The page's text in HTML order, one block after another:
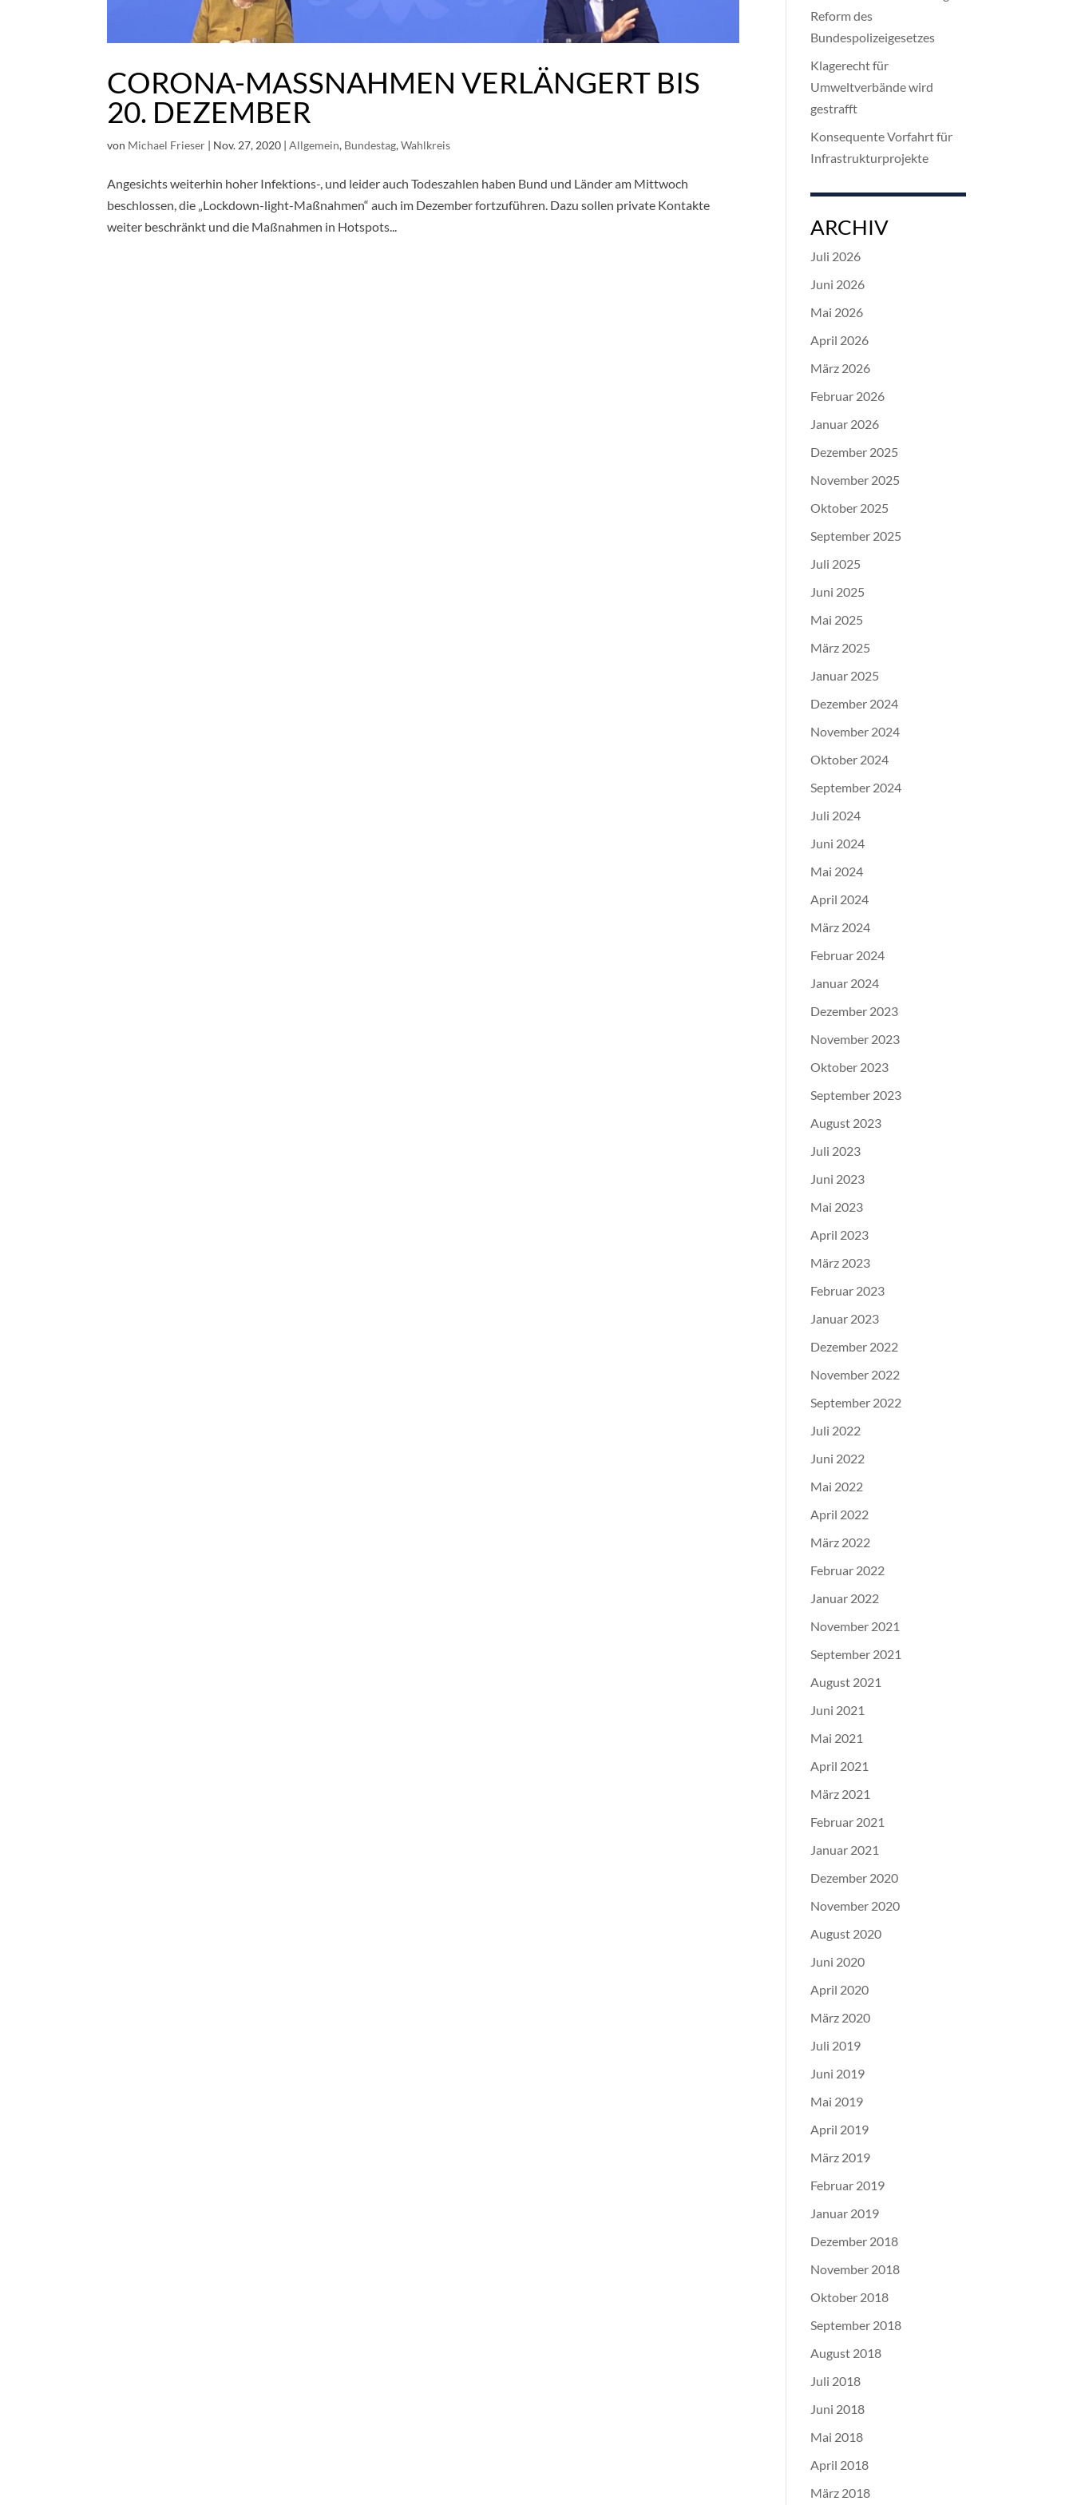
CORONA-MASSNAHMEN VERLÄNGERT BIS 2
0. DEZEMBER
von Michael Frieser | Nov. 27, 2020 |Allgemein, Bundestag,Wahlkreis
Angesichts weiterhin hoher Infektions-, und leider auch Todeszahlen haben Bund und Länder am Mittwoch
beschlossen, die „Lockdown-light-Maßnahmen“ auch im Dezember fortzuführen. Dazu sollen private Kontakte
weiter beschränkt und die Maßnahmen in Hotspots...
Reform des
Bundespolizeigesetzes
Klagerecht für
Umweltverbände wird
gestrafft
Konsequente Vorfahrt für
Infrastrukturprojekte
ARCHIV
Juli 2026
Juni 2026
Mai 2026
April 2026
März 2026
Februar 2026
Januar 2026
Dezember 2025
November 2025
Oktober 2025
September 2025
Juli 2025
Juni 2025
Mai 2025
März 2025
Januar 2025
Dezember 2024
November 2024
Oktober 2024
September 2024
Juli 2024
Juni 2024
Mai 2024
April 2024
März 2024
Februar 2024
Januar 2024
Dezember 2023
November 2023
Oktober 2023
September 2023
August 2023
Juli 2023
Juni 2023
Mai 2023
April 2023
März 2023
Februar 2023
Januar 2023
Dezember 2022
November 2022
September 2022
Juli 2022
Juni 2022
Mai 2022
April 2022
März 2022
Februar 2022
Januar 2022
November 2021
September 2021
August 2021
Juni 2021
Mai 2021
April 2021
März 2021
Februar 2021
Januar 2021
Dezember 2020
November 2020
August 2020
Juni 2020
April 2020
März 2020
Juli 2019
Juni 2019
Mai 2019
April 2019
März 2019
Februar 2019
Januar 2019
Dezember 2018
November 2018
Oktober 2018
September 2018
August 2018
Juli 2018
Juni 2018
Mai 2018
April 2018
März 2018